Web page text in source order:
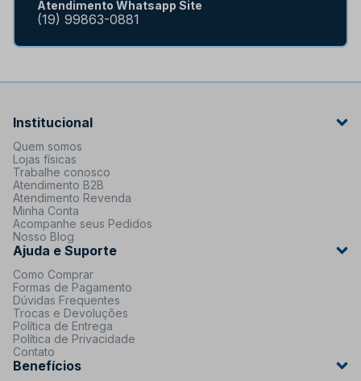
Atendimento Whatsapp Site
(19) 99863-0881
Institucional
Quem somos
Lojas físicas
Trabalhe conosco
Atendimento B2B
Atendimento Revenda
Minha Conta
Acompanhe seus Pedidos
Nosso Blog
Ajuda e Suporte
Como Comprar
Formas de Pagamento
Dúvidas Frequentes
Trocas e Devoluções
Política de Entrega
Política de Privacidade
Contato
Benefícios